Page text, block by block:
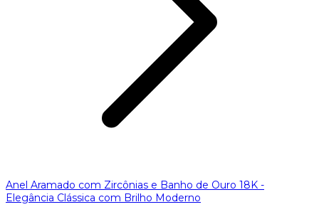
Anel Aramado com Zircônias e Banho de Ouro 18K -
Elegância Clássica com Brilho Moderno